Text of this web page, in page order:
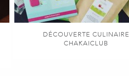
DÉCOUVERTE CULINAIRE
CHAKAICLUB